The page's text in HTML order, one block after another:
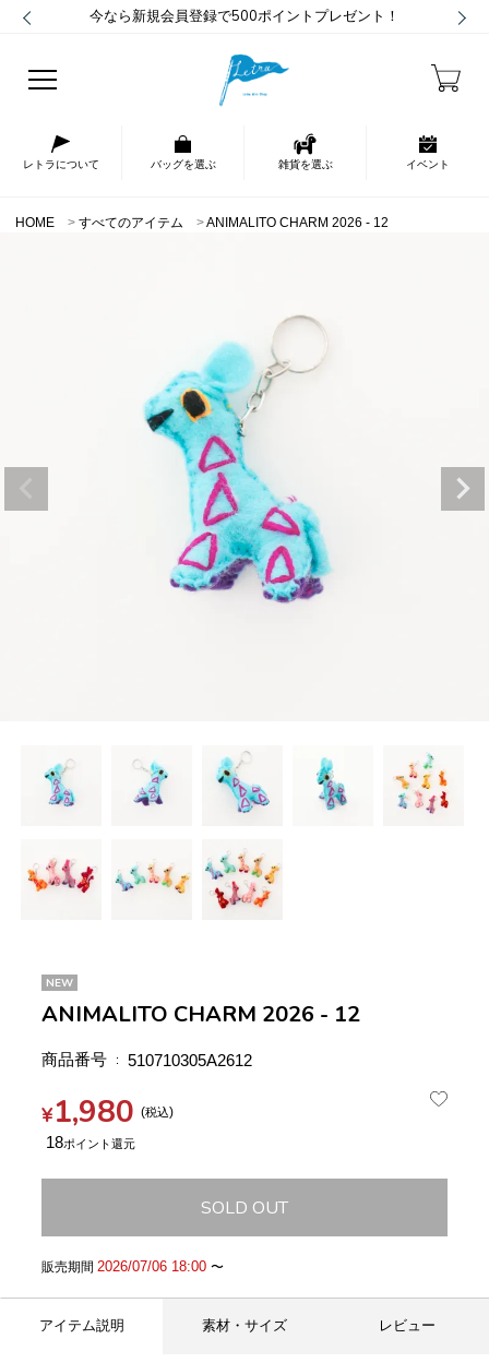
今なら新規会員登録で500ポイントプレゼント！
レトラについて バッグを選ぶ 雑貨を選ぶ イベント
HOME すべてのアイテム ANIMALITO CHARM 2026 - 12
NEW
ANIMALITO CHARM 2026 - 12
商品番号 510710305A2612
¥1,980 税込
18
SOLD OUT
販売期間 2026/07/06 18:00〜
アイテム説明 素材・サイズ レビュー